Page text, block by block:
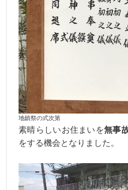
地鎮祭の式次第
素晴らしいお住まいを無事
をする機会となりました。